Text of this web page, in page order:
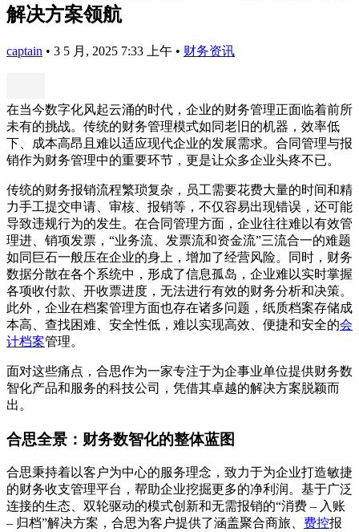
解决方案领航
captain • 3 5 月, 2025 7:33 上午 • 财务资讯
在当今数字化风起云涌的时代，企业的财务管理正面临着前所
未有的挑战。传统的财务管理模式如同老旧的机器，效率低
下、成本高昂且难以适应现代企业的发展需求。合同管理与报
销作为财务管理中的重要环节，更是让众多企业头疼不已。
传统的财务报销流程繁琐复杂，员工需要花费大量的时间和精
力手工提交申请、审核、报销等，不仅容易出现错误，还可能
导致违规行为的发生。在合同管理方面，企业往往难以有效管
理进、销项发票，“业务流、发票流和资金流”三流合一的难题
如同巨石一般压在企业的身上，增加了经营风险。同时，财务
数据分散在各个系统中，形成了信息孤岛，企业难以实时掌握
各项收付款、开收票进度，无法进行有效的财务分析和决策。
此外，企业在档案管理方面也存在诸多问题，纸质档案存储成
本高、查找困难、安全性低，难以实现高效、便捷和安全的会
计档案管理。
面对这些痛点，合思作为一家专注于为企事业单位提供财务数
智化产品和服务的科技公司，凭借其卓越的解决方案脱颖而
出。
合思全景：财务数智化的整体蓝图
合思秉持着以客户为中心的服务理念，致力于为企业打造敏捷
的财务收支管理平台，帮助企业挖掘更多的净利润。基于广泛
连接的生态、双轮驱动的模式创新和无需报销的“消费 – 入账
– 归档”解决方案，合思为客户提供了涵盖聚合商旅、 费控报